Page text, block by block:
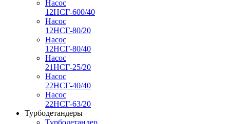
Насос
12НСГ-600/40
Насос
12НСГ-80/20
Насос
12НСГ-80/40
Насос
21НСГ-25/20
Насос
22НСГ-40/40
Насос
22НСГ-63/20
Турбодетандеры
Турбодетандер